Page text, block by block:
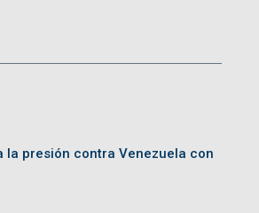
la presión contra Venezuela con